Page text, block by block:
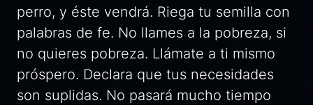
perro, y éste vendrá. Riega tu semilla con
palabras de fe. No llames a la pobreza, si
no quieres pobreza. Llámate a ti mismo
próspero. Declara que tus necesidades
son suplidas. No pasará mucho tiempo